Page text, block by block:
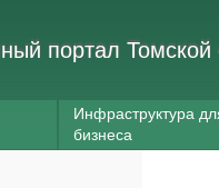
портал Томской
Инфраструктура
бизнеса